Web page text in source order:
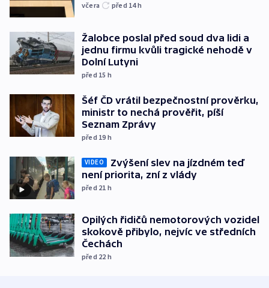
včera před 14h
Žalobce poslal před soud dva lidi a
jednu firmu kvůli tragické nehodě v
Dolní Lutyni
před 15 h
Šéf ČD vrátil bezpečnostní prověrku,
ministr to nechá prověřit, píší
Seznam Zprávy
před 19 h
VIDEO
Zvýšení slev na jízdném teď
není priorita, zní z vlády
před 21 h
Opilých řidičů nemotorových vozidel
skokově přibylo, nejvíc ve středních
Čechách
před 22 h